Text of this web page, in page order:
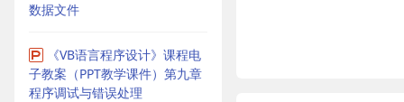
数据文件
《VB语言程序设计》课程电
子教案（PPT教学课件）第九章
程序调试与错误处理